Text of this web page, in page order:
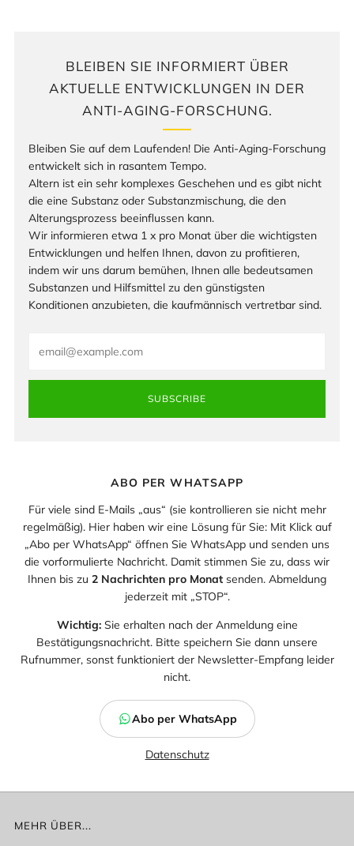
BLEIBEN SIE INFORMIERT ÜBER
AKTUELLE ENTWICKLUNGEN IN DER
ANTI-AGING-FORSCHUNG.
Bleiben Sie auf dem Laufenden! Die Anti-Aging-Forschung
entwickelt sich in rasantem Tempo.
Altern ist ein sehr komplexes Geschehen und es gibt nicht
die eine Substanz oder Substanzmischung, die den
Alterungsprozess beeinflussen kann.
Wir informieren etwa 1 x pro Monat über die wichtigsten
Entwicklungen und helfen Ihnen, davon zu profitieren,
indem wir uns darum bemühen, Ihnen alle bedeutsamen
Substanzen und Hilfsmittel zu den günstigsten
Konditionen anzubieten, die kaufmännisch vertretbar sind.
SUBSCRIBE
ABO PER WHATSAPP
Für viele sind E-Mails „aus“ (sie kontrollieren sie nicht mehr
regelmäßig). Hier haben wir eine Lösung für Sie: Mit Klick auf
„Abo per WhatsApp“ öffnen Sie WhatsApp und senden uns
die vorformulierte Nachricht. Damit stimmen Sie zu, dass wir
Ihnen bis zu 2 Nachrichten pro Monat senden. Abmeldung
jederzeit mit „STOP“.
Wichtig:Sie erhalten nach der Anmeldung eine
Bestätigungsnachricht. Bitte speichern Sie dann unsere
Rufnummer, sonst funktioniert der Newsletter-Empfang leider
nicht.
Abo per WhatsApp
Datenschutz
MEHR ÜBER...